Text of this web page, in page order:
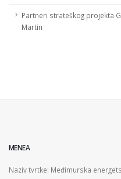
Partneri strateškog projekta
Martin
MENEA
Naziv tvrtke: Međimurska